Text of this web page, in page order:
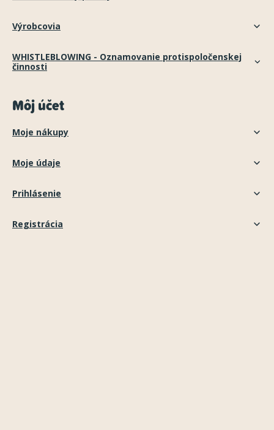
Výrobcovia
WHISTLEBLOWING - Oznamovanie protispoločenskej
činnosti
Môj účet
Moje nákupy
Moje údaje
Prihlásenie
Registrácia